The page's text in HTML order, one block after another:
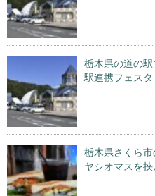
栃木県の道の
駅連携フェス
栃木県さくら
ヤシオマスを